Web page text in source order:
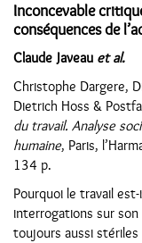
Inconcevable
conséquences de
Claude Javeau et al.
Christophe Dargere,
Dietrich Hoss &
du travail. Analyse
humaine, Paris,
134 p.
Pourquoi le travail
interrogations sur
toujours aussi